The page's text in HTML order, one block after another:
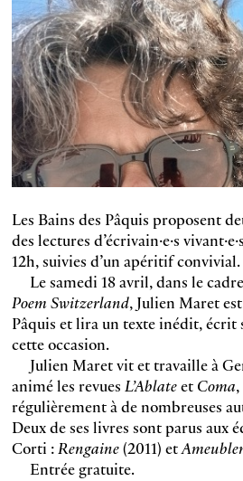
Les Bains des Pâquis proposent
des lectures d’écrivain·e·s
12h, suivies d’un apéritif convivial.
Le samedi 18 avril, dans le
Poem Switzerland, Julien Maret
Pâquis et lira un texte inédit, écrit
cette occasion.
Julien Maret vit et travaille à
animé les revues L’Ablateet Coma
régulièrement à de nombreuses
Deux de ses livres sont parus aux
Corti :Rengaine(2011) et
Entrée gratuite.